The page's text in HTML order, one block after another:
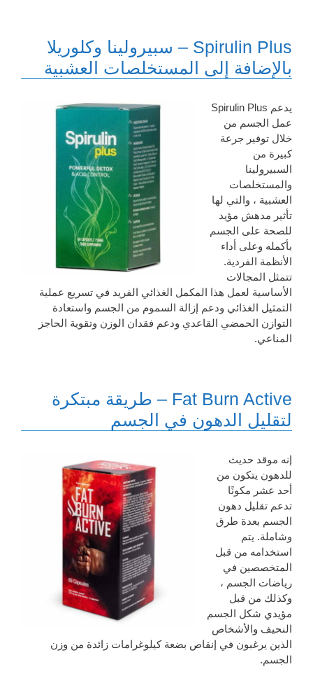
Spirulin Plus – سبيرولينا وكلوريلا
بالإضافة إلى المستخلصات العشبية
يدعم Spirulin Plus
عمل الجسم من
خلال توفير جرعة
كبيرة من
السبيرولينا
والمستخلصات
العشبية ، والتي لها
تأثير مدهش مؤيد
للصحة على الجسم
بأكمله وعلى أداء
الأنظمة الفردية.
تتمثل المجالات
الأساسية لعمل هذا المكمل الغذائي الفريد في تسريع عملية
التمثيل الغذائي ودعم إزالة السموم من الجسم واستعادة
التوازن الحمضي القاعدي ودعم فقدان الوزن وتقوية الحاجز
المناعي.
Fat Burn Active – طريقة مبتكرة
لتقليل الدهون في الجسم
إنه موقد حديث
للدهون يتكون من
أحد عشر مكونًا
تدعم تقليل دهون
الجسم بعدة طرق
وشاملة. يتم
استخدامه من قبل
المتخصصين في
رياضات الجسم ،
وكذلك من قبل
مؤيدي شكل الجسم
النحيف والأشخاص
الذين يرغبون في إنقاص بضعة كيلوغرامات زائدة من وزن
الجسم.